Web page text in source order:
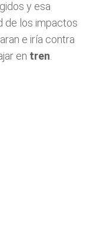
y esa
de los impactos
e iría contra
en tren